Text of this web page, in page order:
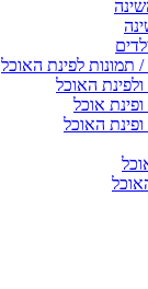
תמונות לפינת האוכל
האוכל
אוכל
האוכל